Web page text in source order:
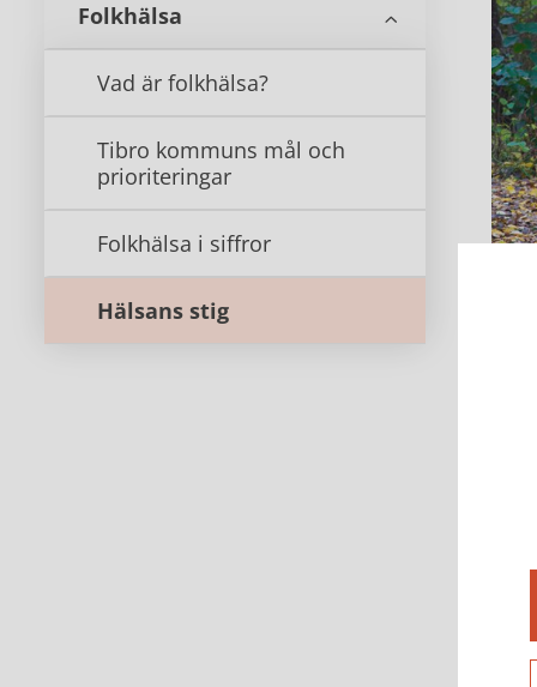
Folkhälsa
Vad är folkhälsa?
Tibro kommuns mål och
prioriteringar
Folkhälsa i siffror
Hälsans stig